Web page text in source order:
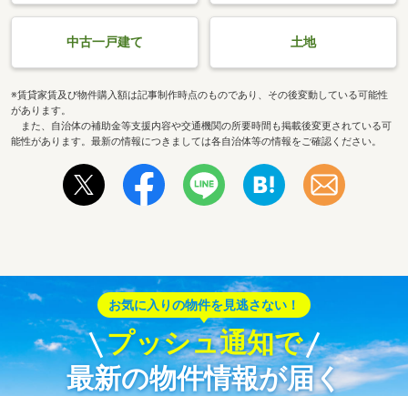
中古一戸建て 土地
※賃貸家賃及び物件購入額は記事制作時点のものであり、その後変動している可能性
があります。
また、自治体の補助金等支援内容や交通機関の所要時間も掲載後変更されている可
能性があります。最新の情報につきましては各自治体等の情報をご確認ください。
お気に入りの物件を見逃さない！
プッシュ通知で
最新の物件情報が届く